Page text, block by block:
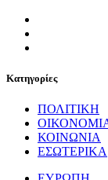
Κατηγορίες
ΠΟΛΙΤΙΚΗ
ΚΟΙΝΩΝΙΑ
ΕΣΩΤΕΡΙΚΑ